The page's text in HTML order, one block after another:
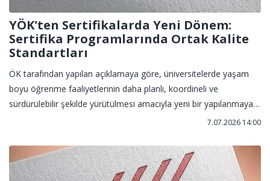
YÖK'ten Sertifikalarda Yeni Dönem:
Sertifika Programlarında Ortak Kalite
Standartları
ÖK tarafından yapılan açıklamaya göre, üniversitelerde yaşam
boyu öğrenme faaliyetlerinin daha planlı, koordineli ve
sürdürülebilir şekilde yürütülmesi amacıyla yeni bir yapılanmaya
gidiliyor. Bu kapsamda oluşturulan yeni yapı, Sürekli Eğitim
desteklemeyi hedefliyor.
7.07.2026 14:00